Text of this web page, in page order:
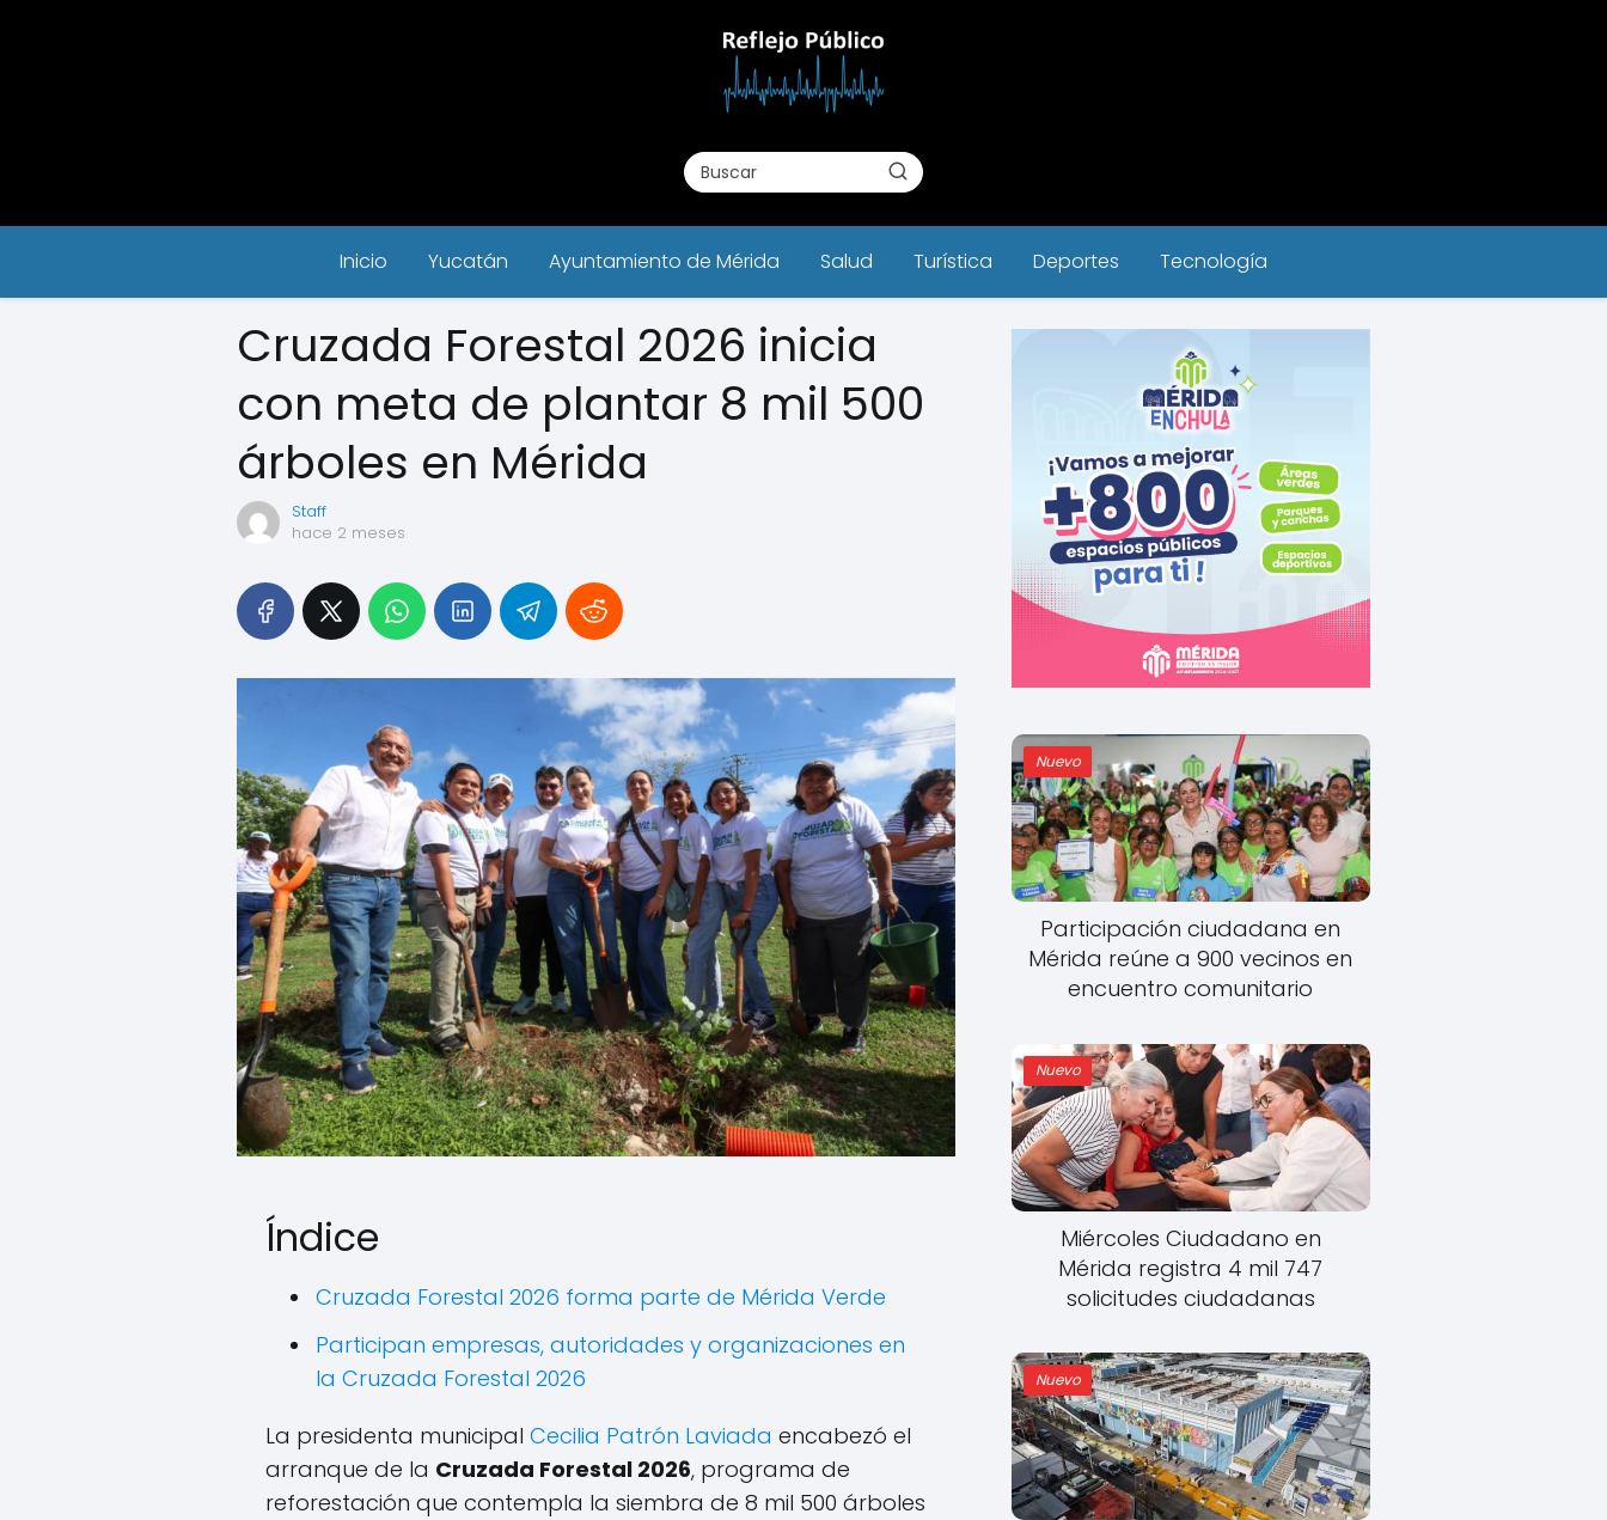
Inicio Yucatán Ayuntamiento de Mérida Salud Turística Deportes Tecnología
Cruzada Forestal 2026 inicia
con meta de plantar 8 mil 500
árboles en Mérida
Staff
hace 2 meses
Índice
Cruzada Forestal 2026 forma parte de Mérida Verde
Participan empresas, autoridades y organizaciones en
la Cruzada Forestal 2026
La presidenta municipal Cecilia Patrón Laviada encabezó el
arranque de la Cruzada Forestal 2026, programa de
reforestación que contempla la siembra de 8 mil 500 árboles
Nuevo
Participación ciudadana en
Mérida reúne a 900 vecinos en
encuentro comunitario
Nuevo
Miércoles Ciudadano en
Mérida registra 4 mil 747
solicitudes ciudadanas
Nuevo